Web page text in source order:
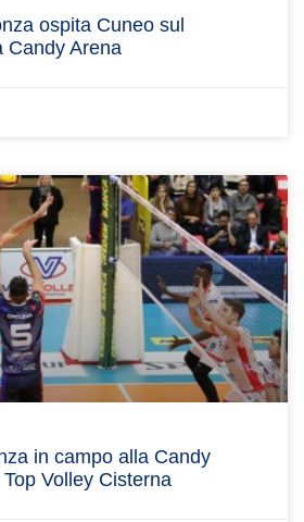
ospita Cuneo sul
Candy Arena
in campo alla Candy
Volley Cisterna